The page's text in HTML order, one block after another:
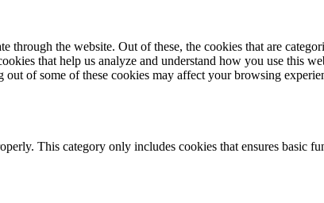
the website. Out of these, the cookies that are
that help us analyze and understand how you use this
of some of these cookies may affect your browsing
This category only includes cookies that ensures basic